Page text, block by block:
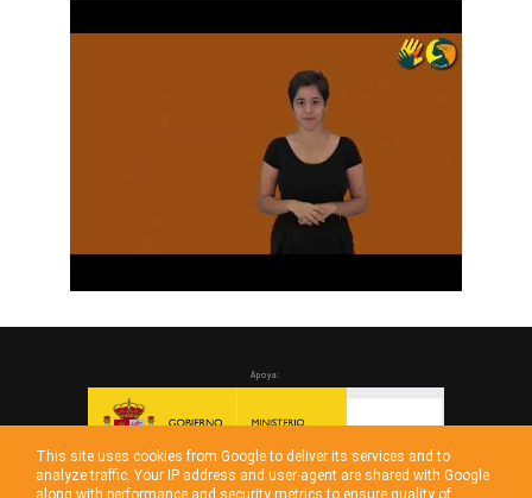
Apoya:
This site uses cookies from Google to deliver its services and to
analyze traffic. Your IP address and user-agent are shared with Google
along with performance and security metrics to ensure quality of